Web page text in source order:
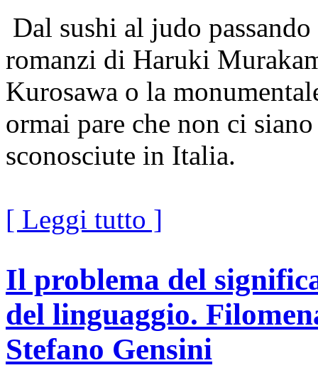
Dal sushi al judo
romanzi di Haruki
Kurosawa o la
ormai pare che non ci
sconosciute in Italia.
[ Leggi tutto ]
Il problema del
del linguaggio.
Stefano Gensini